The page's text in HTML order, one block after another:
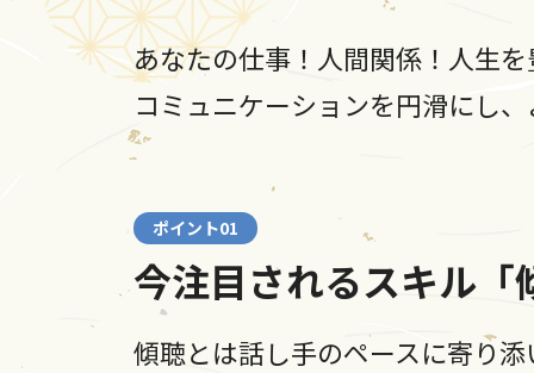
あなたの仕事！人間関係！人生
コミュニケーションを円滑にし
ポイント01
今注目されるスキル「
傾聴とは話し手のペースに寄り